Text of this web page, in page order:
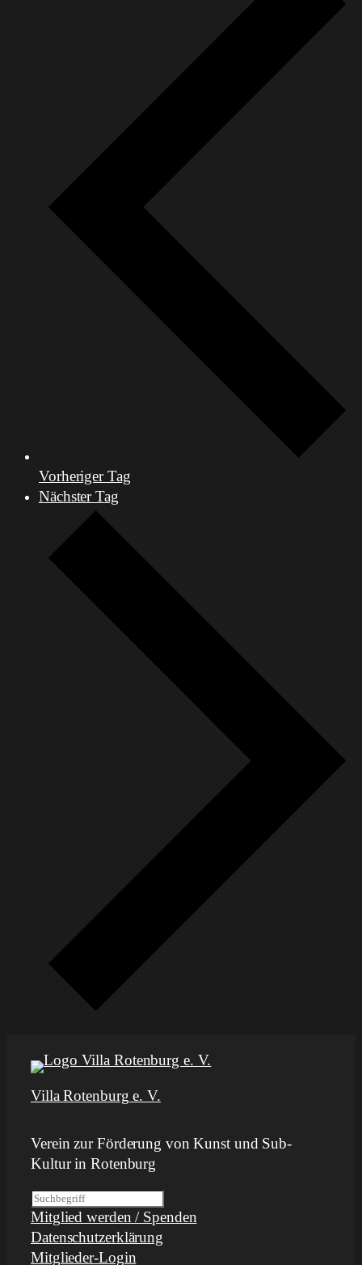
Vorheriger Tag
Nächster Tag
Villa Rotenburg e. V.
Verein zur Förderung von Kunst und Sub-
Kultur in Rotenburg
S
u
c
h
Mitglied werden / Spenden
Datenschutzerklärung
Mitglieder-Login